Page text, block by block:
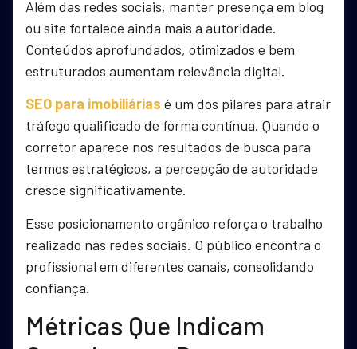
Além das redes sociais, manter presença em blog
ou site fortalece ainda mais a autoridade.
Conteúdos aprofundados, otimizados e bem
estruturados aumentam relevância digital.
SEO para imobiliárias é um dos pilares para atrair
tráfego qualificado de forma contínua. Quando o
corretor aparece nos resultados de busca para
termos estratégicos, a percepção de autoridade
cresce significativamente.
Esse posicionamento orgânico reforça o trabalho
realizado nas redes sociais. O público encontra o
profissional em diferentes canais, consolidando
confiança.
Métricas Que Indicam